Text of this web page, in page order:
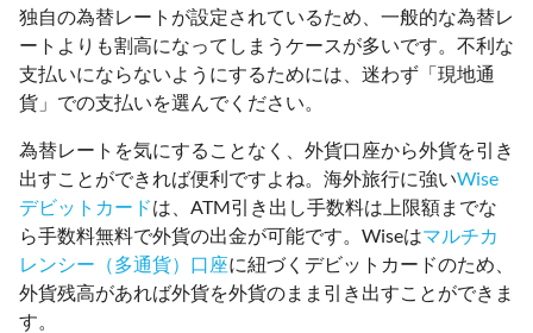
独自の為替レートが設定されているため、一般的な為替レ
ートよりも割高になってしまうケースが多いです。不利な
支払いにならないようにするためには、迷わず「現地通
貨」での支払いを選んでください。
為替レートを気にすることなく、外貨口座から外貨を引き
出すことができれば便利ですよね。海外旅行に強いWise
デビットカードは、ATM引き出し手数料は上限額までな
ら手数料無料で外貨の出金が可能です。Wiseはマルチカ
レンシー（多通貨）口座に紐づくデビットカードのため、
外貨残高があれば外貨を外貨のまま引き出すことができま
す。